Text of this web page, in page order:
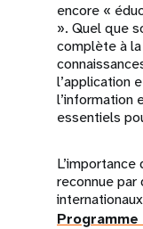
encore «
». Quel que
complète à
l’application
l’information
essentiels
reconnue par